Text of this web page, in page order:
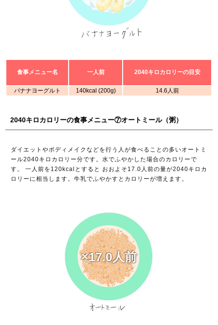
食事メニュー名 一人前 2040キロカロリーの目安
バナナヨーグルト 140kcal (200g) 14.6人前
2040キロカロリーの食事メニュー⑦オートミール（粥）
ダイエットやボディメイクなどを行う人が食べることの多いオートミ
ール2040キロカロリー分です。水でふやかした場合のカロリーで
す。 一人前を120kcalとすると おおよそ17.0人前の量が2040キロカ
ロリーに相当します。牛乳でふやかすとカロリーが増えます。
×17.0人前